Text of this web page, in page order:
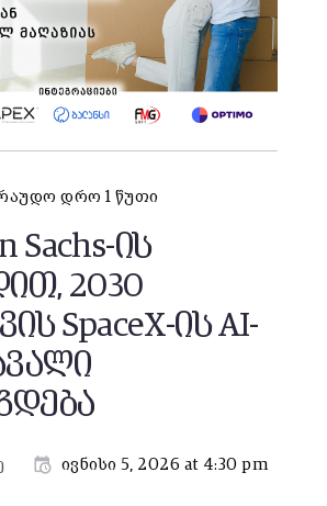
დრო 1 წუთი
Sachs-ის
2030
SpaceX-ის AI-
ივნისი 5, 2026 at 4:30 pm